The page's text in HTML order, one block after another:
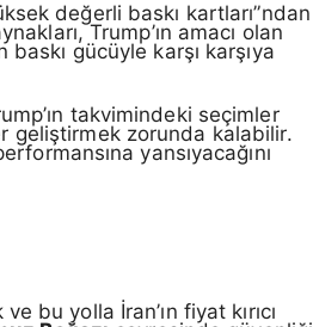
değerli baskı kartları”ndan
Trump’ın amacı olan
gücüyle karşı karşıya
takvimindeki seçimler
geliştirmek zorunda kalabilir.
yansıyacağını
bu yolla İran’ın fiyat kırıcı